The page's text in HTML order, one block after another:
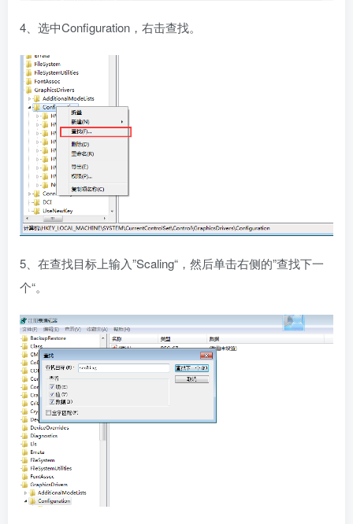
4、选中Configuration，右击查找。
5、在查找目标上输入”Scaling“，然后单击右侧的”查找下一
个“。